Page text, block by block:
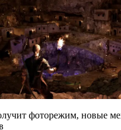
фоторежим, новые